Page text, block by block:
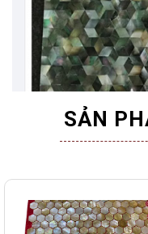
SẢN